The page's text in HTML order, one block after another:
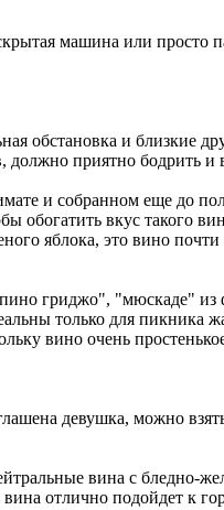
машина или
обстановка и близкие
приятно бодрить и
и собранном еще до
обогатить вкус такого
яблока, это вино
гриджо", "мюскаде"
только для
вино очень
девушка, можно
вина с бледно-
отлично подойдет к